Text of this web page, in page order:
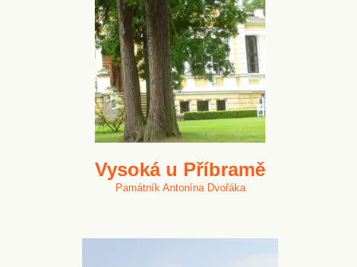
Vysoká u Příbramě
Památník Antonína Dvořáka